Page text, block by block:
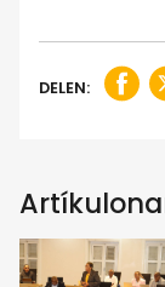
DELEN: